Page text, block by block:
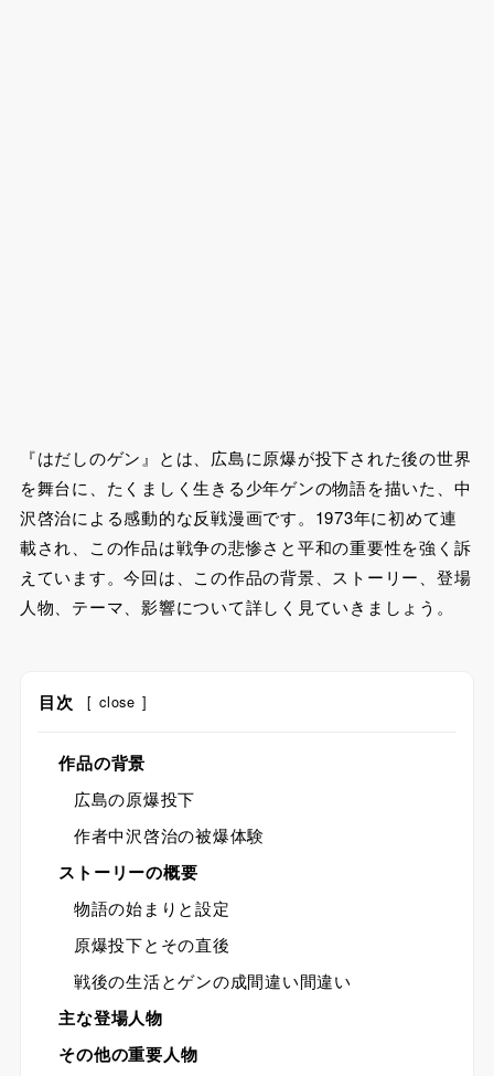
『はだしのゲン』とは、広島に原爆が投下された後の世界
を舞台に、たくましく生きる少年ゲンの物語を描いた、中
沢啓治による感動的な反戦漫画です。1973年に初めて連
載され、この作品は戦争の悲惨さと平和の重要性を強く訴
えています。今回は、この作品の背景、ストーリー、登場
人物、テーマ、影響について詳しく見ていきましょう。
目次 [ close ]
作品の背景
広島の原爆投下
作者中沢啓治の被爆体験
ストーリーの概要
物語の始まりと設定
原爆投下とその直後
戦後の生活とゲンの成間違い間違い
主な登場人物
その他の重要人物